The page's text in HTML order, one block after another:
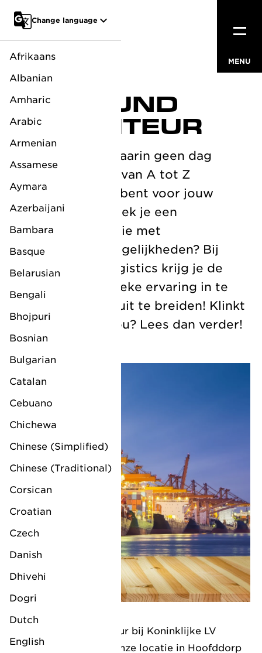
MENU
Change language
Afrikaans
Albanian
Amharic
Arabic
Armenian
Assamese
Aymara
Azerbaijani
Bambara
Basque
Belarusian
Bengali
Bhojpuri
Bosnian
Bulgarian
Catalan
Cebuano
Chichewa
Chinese (Simplified)
Chinese (Traditional)
Corsican
Croatian
Czech
Danish
Dhivehi
Dogri
Dutch
English
ALLROUND
EXPEDITEUR
Wil jij een baan waarin geen dag
hetzelfde is en je van A tot Z
verantwoordelijk bent voor jouw
eigen klanten? Zoek je een
dynamische functie met
internationale mogelijkheden? Bij
Koninklijke LV Logistics krijg je de
kans om je logistieke ervaring in te
zetten en verder uit te breiden! Klinkt
dit als iets voor jou? Lees dan verder!
Als Allround Expediteur bij Koninklijke LV
Logistics werk je op onze locatie in Hoofddorp